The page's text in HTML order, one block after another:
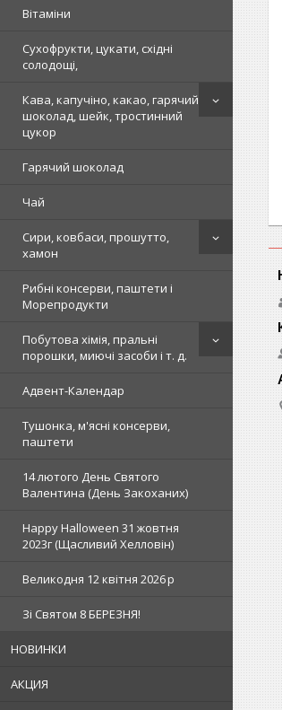
Вітаміни
Сухофрукти, цукати, східні
солодощі,
Кава, капучіно, какао, гарячий
шоколад, шейк, тростинний
цукор
Гарячий шоколад
Чай
Сири, ковбаси, прошутто,
хамон
Рибні консерви, паштети і
Морепродукти
Побутова хімія, пральні
порошки, миючі засоби і т. д.
Адвент-Календар
Тушонка, м'ясні консерви,
паштети
14 лютого День Святого
Валентина (День Закоханих)
Happy Halloween 31 жовтня
2023г (Щасливий Хелловін)
Великодня 12 квітня 2026 р
Зi Святом 8 БЕРЕЗНЯ!
НОВИНКИ
АКЦИЯ